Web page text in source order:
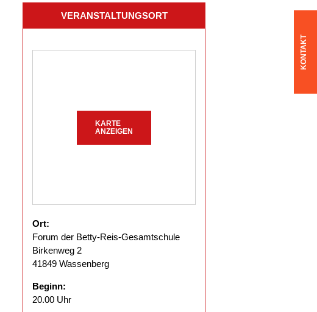
KONTAKT
VERANSTALTUNGSORT
KARTE
ANZEIGEN
Ort:
Forum der Betty-Reis-Gesamtschule
Birkenweg 2
41849 Wassenberg
Beginn:
20.00 Uhr